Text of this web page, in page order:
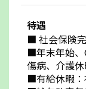
待遇
■ 社会保険
■年末年始、
傷病、介護
■有給休暇：